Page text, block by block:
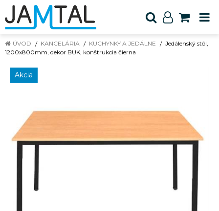
ÚVOD KANCELÁRIA KUCHYNKY A JEDÁLNE
Jedálenský stôl,
1200x800mm, dekor BUK, konštrukcia čierna
Akcia